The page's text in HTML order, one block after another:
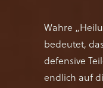
Wahre
bedeutet,
defensive
endlich auf